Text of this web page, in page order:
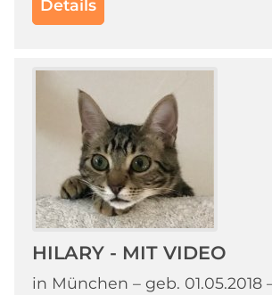
Details
HILARY - MIT VIDEO
in München – geb. 01.05.2018